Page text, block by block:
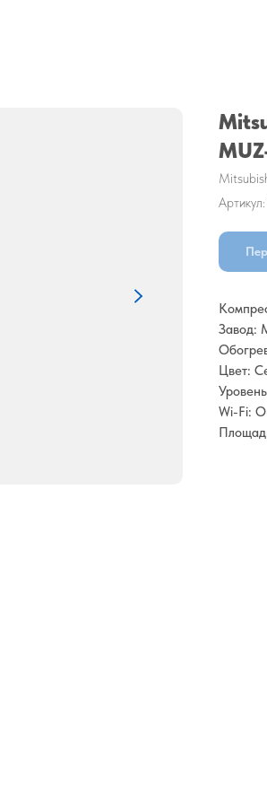
Артикул:
Завод:
Цвет:
Wi-Fi: